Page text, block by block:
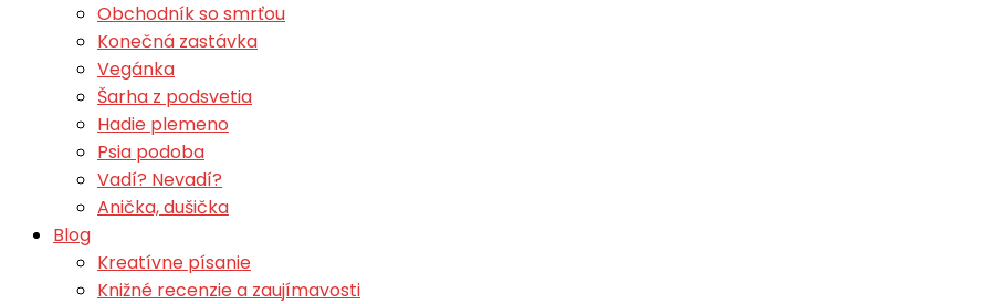
Obchodník so smrťou
Konečná zastávka
Vegánka
Šarha z podsvetia
Hadie plemeno
Psia podoba
Vadí? Nevadí?
Anička, dušička
Blog
Kreatívne písanie
Knižné recenzie a zaujímavosti